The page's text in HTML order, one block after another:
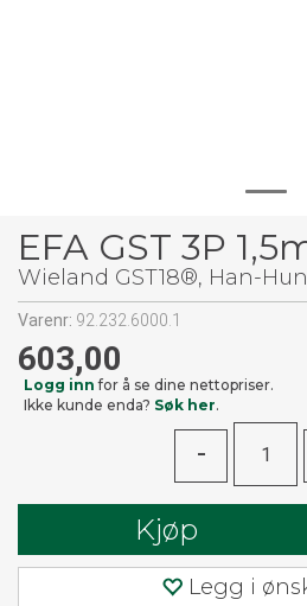
EFA GST 3P
Wieland GST18®, Han-
Varenr: 92.232.6000.1
603,00
Logg inn for å se dine nettopriser.
Ikke kunde enda? Søk her.
-
Kjøp
Legg i